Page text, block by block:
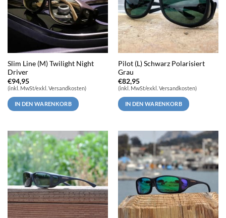
Slim Line (M) Twilight Night
Driver
€94,95
(inkl. MwSt/exkl. Versandkosten)
IN DEN WARENKORB
Pilot (L) Schwarz Polarisiert
Grau
€82,95
(inkl. MwSt/exkl. Versandkosten)
IN DEN WARENKORB